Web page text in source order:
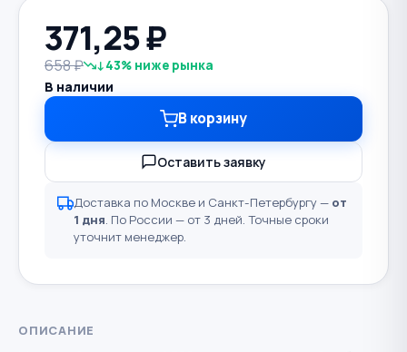
371,25₽
658 ₽ ↓43% ниже рынка
В наличии
В корзину
Оставить заявку
Доставка по Москве и Санкт-Петербургу — от
1 дня. По России — от 3 дней. Точные сроки
уточнит менеджер.
ОПИСАНИЕ